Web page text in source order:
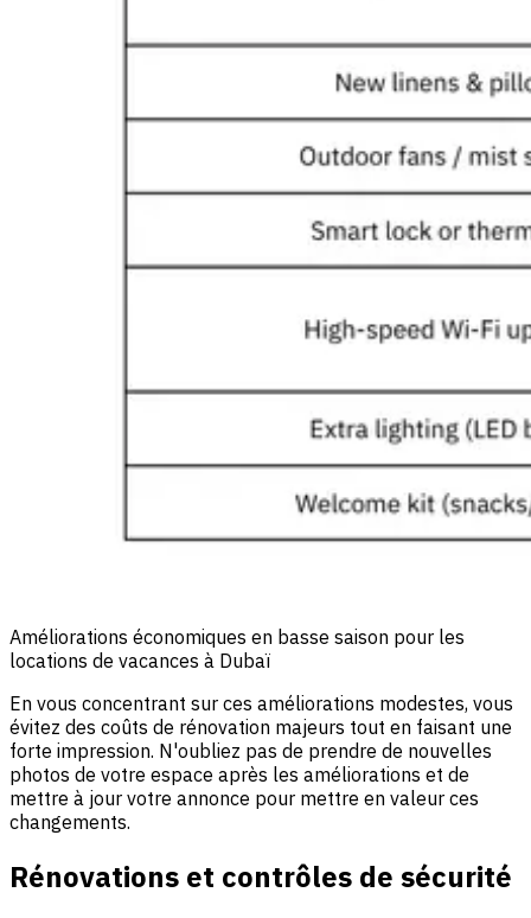
Améliorations économiques en basse saison pour les
locations de vacances à Dubaï
En vous concentrant sur ces améliorations modestes, vous
évitez des coûts de rénovation majeurs tout en faisant une
forte impression. N'oubliez pas de prendre de nouvelles
photos de votre espace après les améliorations et de
mettre à jour votre annonce pour mettre en valeur ces
changements.
Rénovations et contrôles de sécurité